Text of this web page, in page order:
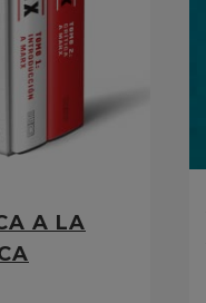
A LA